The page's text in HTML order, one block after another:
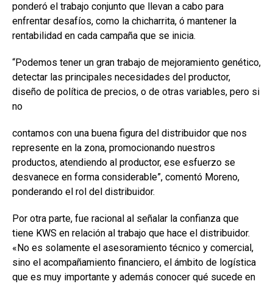
ponderó el trabajo conjunto que llevan a cabo para
enfrentar desafíos, como la chicharrita, ó mantener la
rentabilidad en cada campaña que se inicia.
“Podemos tener un gran trabajo de mejoramiento genético,
detectar las principales necesidades del productor,
diseño de política de precios, o de otras variables, pero si
no
contamos con una buena figura del distribuidor que nos
represente en la zona, promocionando nuestros
productos, atendiendo al productor, ese esfuerzo se
desvanece en forma considerable”, comentó Moreno,
ponderando el rol del distribuidor.
Por otra parte, fue racional al señalar la confianza que
tiene KWS en relación al trabajo que hace el distribuidor.
«No es solamente el asesoramiento técnico y comercial,
sino el acompañamiento financiero, el ámbito de logística
que es muy importante y además conocer qué sucede en